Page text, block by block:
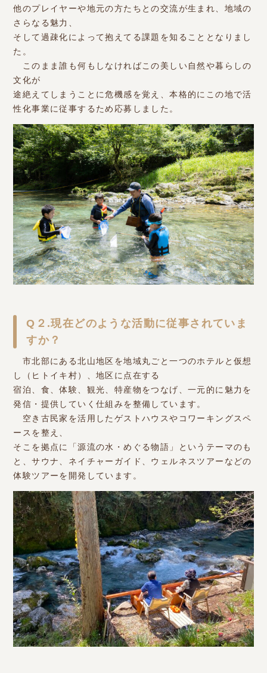
他のプレイヤーや地元の方たちとの交流が生まれ、地域の
さらなる魅力、
そして過疎化によって抱えてる課題を知ることとなりまし
た。
このまま誰も何もしなければこの美しい自然や暮らしの
文化が
途絶えてしまうことに危機感を覚え、本格的にこの地で活
性化事業に従事するため応募しました。
Q２.現在どのような活動に従事されていま
すか？
市北部にある北山地区を地域丸ごと一つのホテルと仮想
し（ヒトイキ村）、地区に点在する
宿泊、食、体験、観光、特産物をつなげ、一元的に魅力を
発信・提供していく仕組みを整備しています。
空き古民家を活用したゲストハウスやコワーキングスペ
ースを整え、
そこを拠点に「源流の水・めぐる物語」というテーマのも
と、サウナ、ネイチャーガイド、ウェルネスツアーなどの
体験ツアーを開発しています。